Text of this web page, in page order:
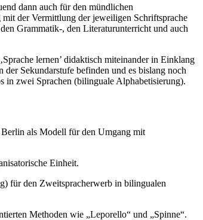
dann auch für den mündlichen
der Vermittlung der jeweiligen Schriftsprache
Grammatik-, den Literaturunterricht und auch
lernen’ didaktisch miteinander in Einklang
Sekundarstufe befinden und es bislang noch
in zwei Sprachen (bilinguale Alphabetisierung).
als Modell für den Umgang mit
Einheit.
für den Zweitspracherwerb in bilingualen
Methoden wie „Leporello“ und „Spinne“.